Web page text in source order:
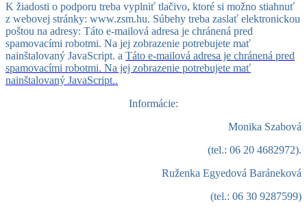
K žiadosti o podporu treba vyplniť tlačivo, ktoré si možno stiahnuť
z webovej stránky: www.zsm.hu. Súbehy treba zaslať elektronickou
poštou na adresy: Táto e-mailová adresa je chránená pred
spamovacími robotmi. Na jej zobrazenie potrebujete mať
nainštalovaný JavaScript. a Táto e-mailová adresa je chránená pred
spamovacími robotmi. Na jej zobrazenie potrebujete mať
nainštalovaný JavaScript..
Informácie:
Monika Szabová
(tel.: 06 20 4682972).
Ruženka Egyedová Baráneková
(tel.: 06 30 9287599)